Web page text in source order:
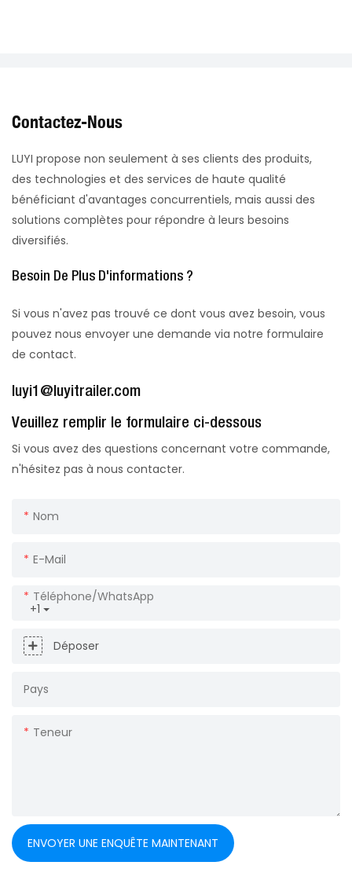
Contactez-Nous
LUYI propose non seulement à ses clients des produits,
des technologies et des services de haute qualité
bénéficiant d'avantages concurrentiels, mais aussi des
solutions complètes pour répondre à leurs besoins
diversifiés.
Besoin De Plus D'informations ?
Si vous n'avez pas trouvé ce dont vous avez besoin, vous
pouvez nous envoyer une demande via notre formulaire
de contact.
luyi1@luyitrailer.com
Veuillez remplir le formulaire ci-dessous
Si vous avez des questions concernant votre commande,
n'hésitez pas à nous contacter.
Nom
E-Mail
+1
Téléphone/WhatsApp
Déposer
Pays
Teneur
ENVOYER UNE ENQUÊTE MAINTENANT